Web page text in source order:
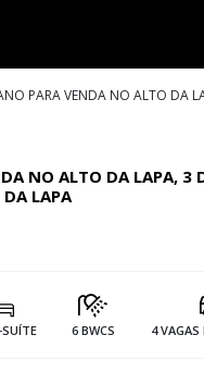
PARA VENDA NO ALTO DA
NO ALTO DA LAPA, 3
LAPA
6 BWCS 4 VAGAS